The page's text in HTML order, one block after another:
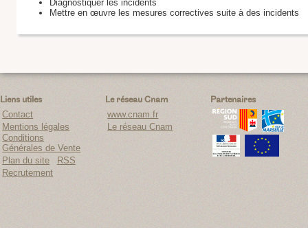
Diagnostiquer les incidents
Mettre en œuvre les mesures correctives suite à des incidents
Liens utiles
Contact
Mentions légales
Conditions
Générales de Vente
Plan du site
RSS
Recrutement
Le réseau Cnam
www.cnam.fr
Le réseau Cnam
Partenaires